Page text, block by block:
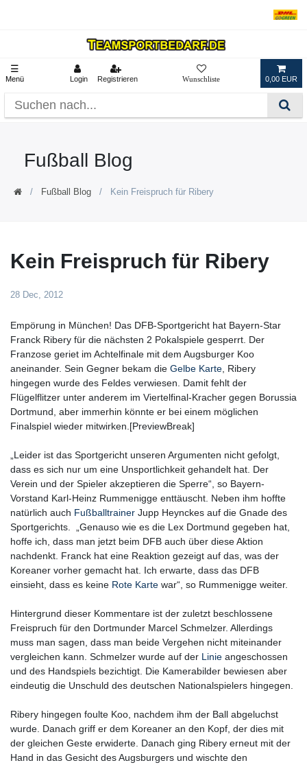
☰
Menü Login Registrieren 0,00 EUR
Fußball Blog
Fußball Blog Kein Freispruch für Ribery
Kein Freispruch für Ribery
28 Dec, 2012
Empörung in München! Das DFB-Sportgericht hat Bayern-Star
Franck Ribery für die nächsten 2 Pokalspiele gesperrt. Der
Franzose geriet im Achtelfinale mit dem Augsburger Koo
aneinander. Sein Gegner bekam die Gelbe Karte , Ribery
hingegen wurde des Feldes verwiesen. Damit fehlt der
Flügelflitzer unter anderem im Viertelfinal-Kracher gegen Borussia
Dortmund, aber immerhin könnte er bei einem möglichen
Finalspiel wieder mitwirken.[PreviewBreak]
„Leider ist das Sportgericht unseren Argumenten nicht gefolgt,
dass es sich nur um eine Unsportlichkeit gehandelt hat. Der
Verein und der Spieler akzeptieren die Sperre“, so Bayern-
Vorstand Karl-Heinz Rummenigge enttäuscht. Neben ihm hoffte
natürlich auch Fußballtrainer Jupp Heynckes auf die Gnade des
Sportgerichts. „Genauso wie es die Lex Dortmund gegeben hat,
hoffe ich, dass man jetzt beim DFB auch über diese Aktion
nachdenkt. Franck hat eine Reaktion gezeigt auf das, was der
Koreaner vorher gemacht hat. Ich erwarte, dass das DFB
einsieht, dass es keine Rote Karte war“, so Rummenigge weiter.
Hintergrund dieser Kommentare ist der zuletzt beschlossene
Freispruch für den Dortmunder Marcel Schmelzer. Allerdings
muss man sagen, dass man beide Vergehen nicht miteinander
vergleichen kann. Schmelzer wurde auf der Linie angeschossen
und des Handspiels bezichtigt. Die Kamerabilder bewiesen aber
eindeutig die Unschuld des deutschen Nationalspielers hingegen.
Ribery hingegen foulte Koo, nachdem ihm der Ball abgeluchst
wurde. Danach griff er dem Koreaner an den Kopf, der dies mit
der gleichen Geste erwiderte. Danach ging Ribery erneut mit der
Hand in das Gesicht des Augsburgers und wischte den